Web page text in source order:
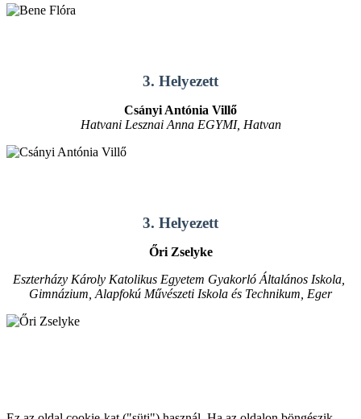
3. Helyezett
Csányi Antónia Villő
Hatvani Lesznai Anna EGYMI, Hatvan
3. Helyezett
Őri Zselyke
Eszterházy Károly Katolikus Egyetem Gyakorló Általános Iskola,
Gimnázium, Alapfokú Művészeti Iskola és Technikum, Eger